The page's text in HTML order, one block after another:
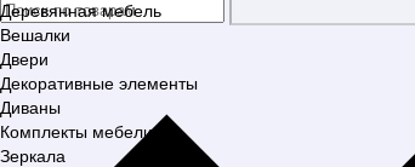
Деревянная мебель
Вешалки
Двери
Декоративные элементы
Диваны
Комплекты мебели
Зеркала